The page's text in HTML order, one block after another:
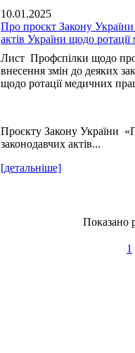
10.01.2025
Про проєкт Закону
актів України щодо
Лист Профспілки щодо
внесення змін до деяких
щодо ротації медичних
Проєкту Закону України
законодавчих актів...
[детальніше]
Показано
1